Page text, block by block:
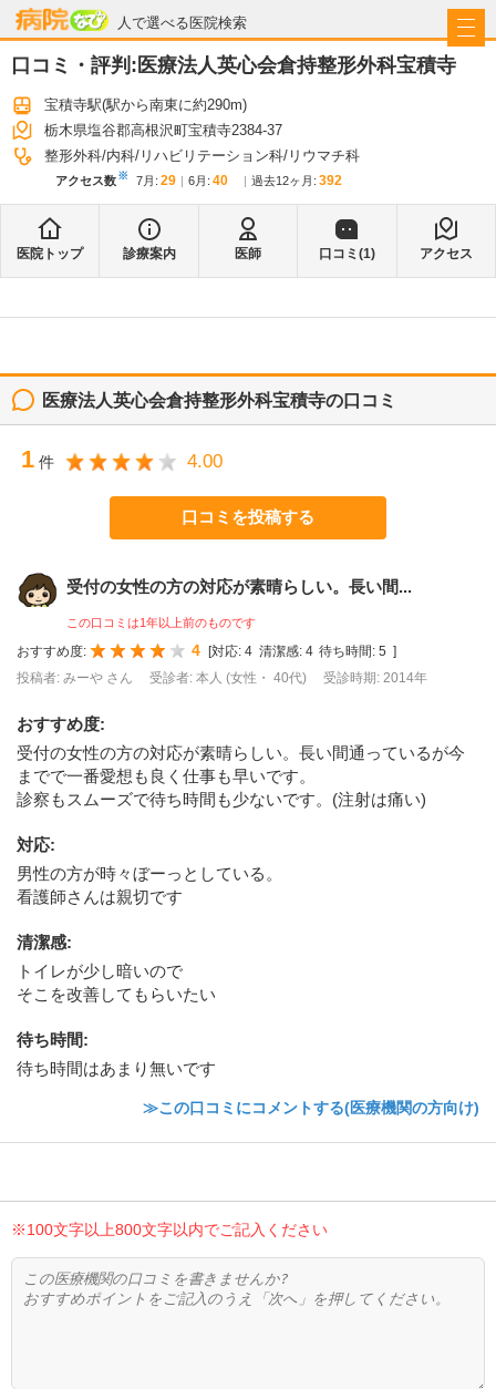
人で選べる医院検索
病院なび
口コミ・評判:医療法人英心会倉持整形外科宝積寺
宝積寺駅(駅から南東に約290m)
栃木県塩谷郡高根沢町宝積寺2384-37
整形外科 内科 リハビリテーション科 リウマチ科
アクセス数※ 7月 : 29 6月 : 40 過去12ヶ月: 392
医院トップ 診療案内 医師 口コミ(1) アクセス
医療法人英心会倉持整形外科宝積寺の口コミ
1 件 4.00
口コミを投稿する
受付の女性の方の対応が素晴らしい。長い間...
この口コミは1年以上前のものです
おすすめ度: 4 [対応: 4 清潔感: 4 待ち時間: 5 ]
投稿者: みーや さん
受診者: 本人 (女性・ 40代) 受診時期: 2014年
おすすめ度:
受付の女性の方の対応が素晴らしい。長い間通っているが今
までで一番愛想も良く仕事も早いです。
診察もスムーズで待ち時間も少ないです。(注射は痛い)
対応:
男性の方が時々ぼーっとしている。
看護師さんは親切です
清潔感:
トイレが少し暗いので
そこを改善してもらいたい
待ち時間:
待ち時間はあまり無いです
≫この口コミにコメントする(医療機関の方向け)
※100文字以上800文字以内でご記入ください